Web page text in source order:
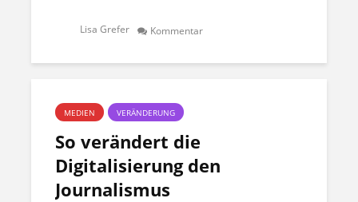
Lisa Grefer Kommentar
MEDIEN VERÄNDERUNG
So verändert die
Digitalisierung den
Journalismus